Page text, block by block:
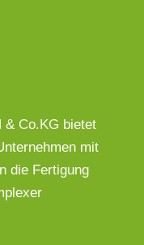
Co.KG bietet
mit
die Fertigung